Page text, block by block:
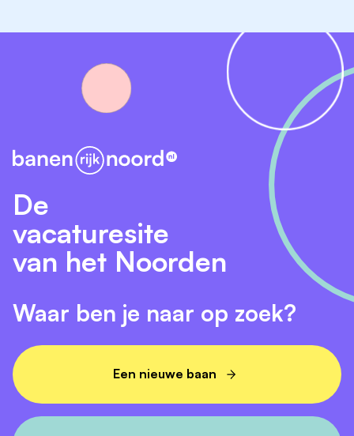
De
vacaturesite
van het Noorden
Waar ben je naar op zoek?
Een nieuwe baan